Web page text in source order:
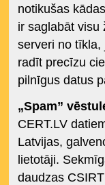
notikušas
ir saglabāt visu
serveri no tīkla,
radīt precīzu
pilnīgus datus
„Spam”
CERT.LV
Latvijas,
lietotāji.
daudzas